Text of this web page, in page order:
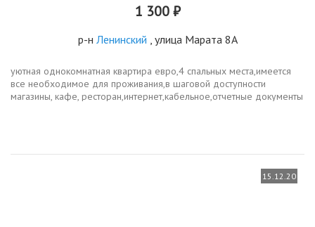
1 300 ₽
р-н Ленинский , улица Марата 8А
уютная однокомнатная квартира евро,4 спальных места,имеется
все необходимое для проживания,в шаговой доступности
магазины, кафе, ресторан,интернет,кабельное,отчетные документы
15.12.20